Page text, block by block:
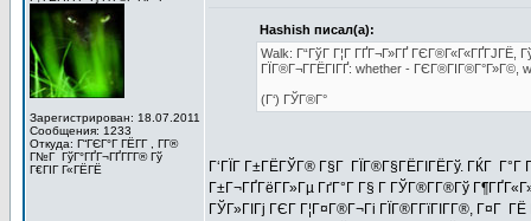
Зарегистрирован: 18.07.2011
Сообщения: 1233
Откуда: Г“ГЄГ°Г ГЁГ­Г , Г­Г®
Г№Г ГўГ°ГҐГ¬ГҐГ­Г­Г® Гў
Г€ГІГ Г«ГЁГЁ
Hashish писал(а):
Walk: Г“ГўГ Г¦Г ГҐГ¬Г»ГҐ ГЄГ®Г«Г«ГҐГЈГЁ,
ГЇГ®Г¬Г­ГЁГІГҐ: whether - ГЄГ®ГІГ®Г°Г»Г©,
(Г‘) ГЎГ®Г°
Г‘ГЇГ Г±ГЁГЎГ® Г§Г ГЇГ®Г§ГЁГІГЁГў. ГЌГ
Г±Г¬ГҐГёГ­Г»Гµ ГґГ°Г Г§ Г ГЎГ®Г­Г®Гў
ГЎГ»ГІГј ГЄГ Г¦Г¤Г®Г¬Гі ГЇГ®Г­ГїГІГ­Г®, Г¤Г